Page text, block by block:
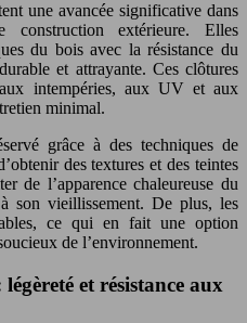
une avancée significative dans
extérieure. Elles
du bois avec la résistance du
et attrayante. Ces clôtures
intempéries, aux UV et aux
minimal.
grâce à des techniques de
des textures et des teintes
de l’apparence chaleureuse du
son vieillissement. De plus, les
ce qui en fait une option
de l’environnement.
et résistance aux